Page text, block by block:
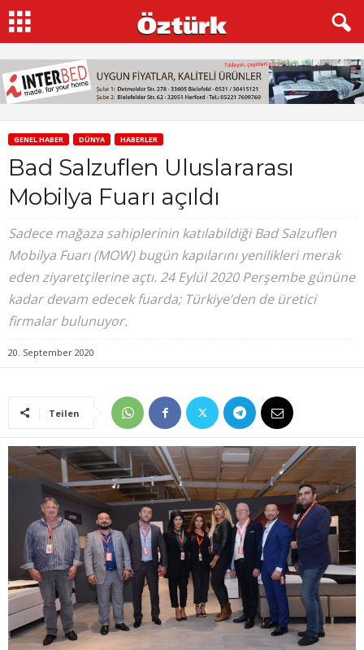
GENEL HABER DÜNYA HABERLER
Bad Salzuflen Uluslararası
Mobilya Fuarı açıldı
Sadece mağaza sahiplerinin katılabildiği Bad Salzuflen
Mobilya Fuarı (MOW) bugün kapılarını yenilikleri merak
eden ziyaretçilerine açtı. 24 Eylül 2020 Perşembe gününe
kadar devam edecek fuarda; Türkiye’den de üretici
firmalar bulunuyor.
20. September 2020
Teilen